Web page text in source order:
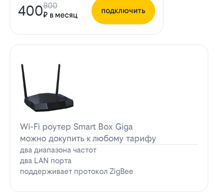
400₽ в месяц
800
подключить
Wi-Fi роутер Smart Box Giga
можно докупить к любому тарифу
два диапазона частот
два LAN порта
поддерживает протокол ZigBee